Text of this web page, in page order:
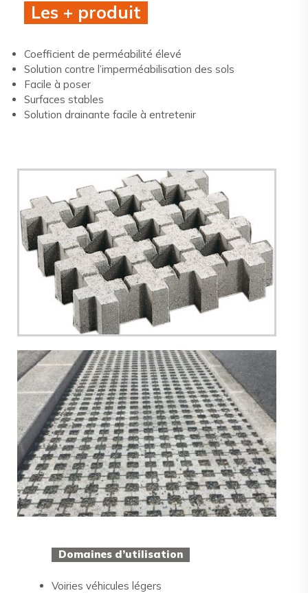
Les + produit
Coefficient de perméabilité élevé
Solution contre l’imperméabilisation des sols
Facile à poser
Surfaces stables
Solution drainante facile à entretenir
Domaines d’utilisation
Voiries véhicules légers